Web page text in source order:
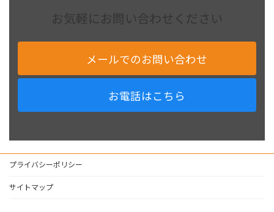
お気軽にお問い合わせください
メールでのお問い合わせ
お電話はこちら
プライバシーポリシー
サイトマップ